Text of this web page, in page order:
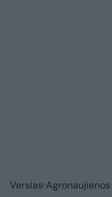
Verslas Agronaujienos